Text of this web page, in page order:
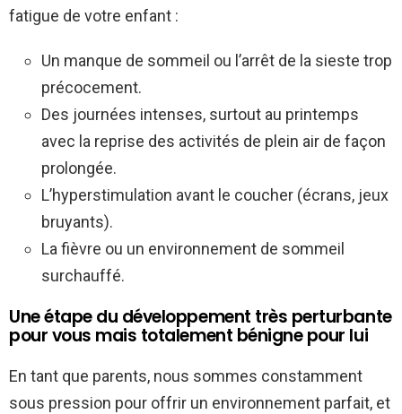
fatigue de votre enfant :
Un manque de sommeil ou l’arrêt de la sieste trop
précocement.
Des journées intenses, surtout au printemps
avec la reprise des activités de plein air de façon
prolongée.
L’hyperstimulation avant le coucher (écrans, jeux
bruyants).
La fièvre ou un environnement de sommeil
surchauffé.
Une étape du développement très perturbante
pour vous mais totalement bénigne pour lui
En tant que parents, nous sommes constamment
sous pression pour offrir un environnement parfait, et